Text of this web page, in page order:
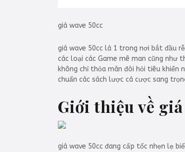
giá wave 50cc
giá wave 50cc là 1 trong nơi bắt đầu
các loại các Game mê man cũng như
không chỉ thỏa mãn đòi hỏi tiêu khiển
chuẩn các sách lược cá cược sang
Giới thiệu về giá
giá wave 50cc đang cấp tốc nhẹn lẹ